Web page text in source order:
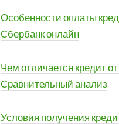
Особенности оплаты
Сбербанк онлайн
Чем отличается кредит
Сравнительный анализ
Условия получения